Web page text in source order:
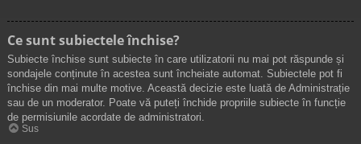
Ce sunt subiectele închise?
Subiecte închise sunt subiecte în care utilizatorii nu mai pot răspunde și
sondajele conținute în acestea sunt încheiate automat. Subiectele pot fi
închise din mai multe motive. Această decizie este luată de Administrație
sau de un moderator. Poate vă puteți închide propriile subiecte în funcție
de permisiunile acordate de administratori.
Sus